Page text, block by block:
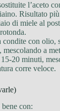
l’aceto
Risultato
di miele al
con olio,
a
20 minuti,
corre veloce.
bene con: